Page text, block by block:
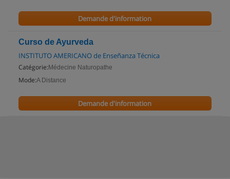
Demande d'information
Curso de Ayurveda
INSTITUTO AMERICANO de Enseñanza Técnica
Catégorie: Médecine Naturopathe
Mode:A Distance
Demande d'information